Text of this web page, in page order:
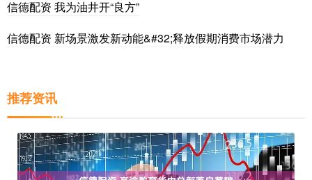
信德配资 我为油井开“良方”
信德配资 新场景激发新动能&#32;释放假期消费市场潜力
推荐资讯